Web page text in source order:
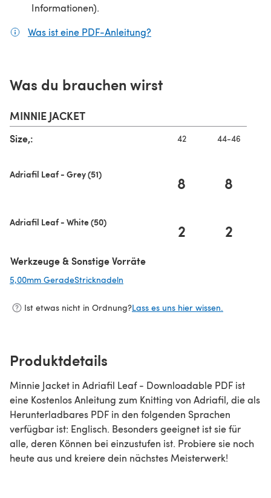
Informationen).
Was ist eine PDF-Anleitung?
Was du brauchen wirst
MINNIE JACKET
Size,: 42 44-46
Adriafil Leaf - Grey (51) 8 8
Adriafil Leaf - White (50) 2 2
Werkzeuge & Sonstige Vorräte
5,00mm GeradeStricknadeln
Ist etwas nicht in Ordnung?Lass es uns hier wissen.
Produktdetails
Minnie Jacket in Adriafil Leaf - Downloadable PDF ist
eine Kostenlos Anleitung zum Knitting von Adriafil, die als
Herunterladbares PDF in den folgenden Sprachen
verfügbar ist: Englisch. Besonders geeignet ist sie für
alle, deren Können bei einzustufen ist. Probiere sie noch
heute aus und kreiere dein nächstes Meisterwerk!